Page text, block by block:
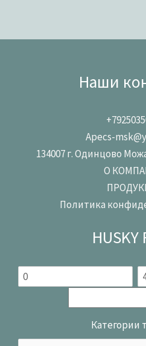
Наши
Apecs-
134007 г. Одинцово
О
Политика
Категории